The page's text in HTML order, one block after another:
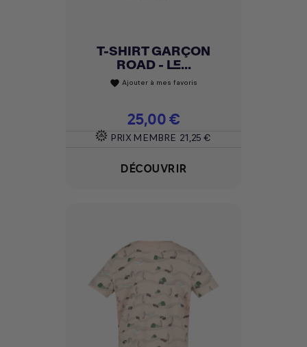
T-SHIRT GARÇON
ROAD - LE...
favorite Ajouter à mes favoris
Prix
25,00 €
PRIX MEMBRE 21,25 €
DÉCOUVRIR